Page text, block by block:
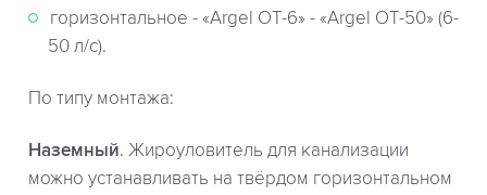
горизонтальное - «Argel OT-6» - «Argel OT-50» (6-
50 л/с).
По типу монтажа:
Наземный. Жироуловитель для канализации
можно устанавливать на твёрдом горизонтальном